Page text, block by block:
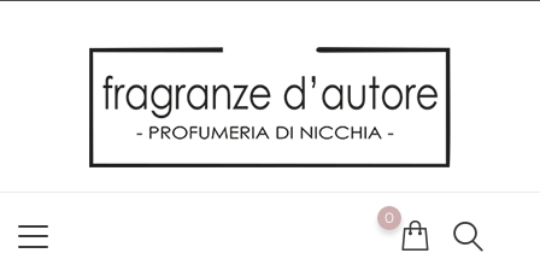
Utilizziamo i cookie per offrirti la migliore esperienza possibile
sul nostro sito web. Cliccando su OK, acconsenti alla nostra
politica sui cookie. Se desideri modificare le tue preferenze sui
cookie, puoi farlo
0